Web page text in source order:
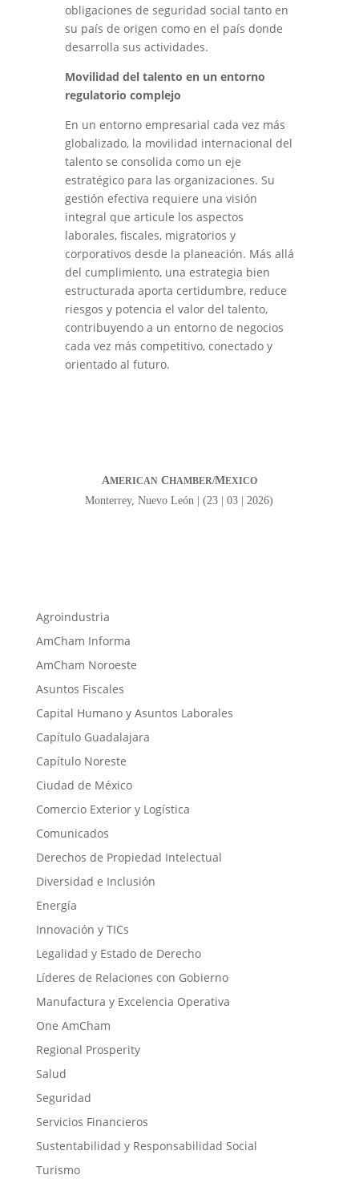
obligaciones de seguridad social tanto en
su país de origen como en el país donde
desarrolla sus actividades.
Movilidad del talento en un entorno
regulatorio complejo
En un entorno empresarial cada vez más
globalizado, la movilidad internacional del
talento se consolida como un eje
estratégico para las organizaciones. Su
gestión efectiva requiere una visión
integral que articule los aspectos
laborales, fiscales, migratorios y
corporativos desde la planeación. Más allá
del cumplimiento, una estrategia bien
estructurada aporta certidumbre, reduce
riesgos y potencia el valor del talento,
contribuyendo a un entorno de negocios
cada vez más competitivo, conectado y
orientado al futuro.
AMERICANCHAMBER/MEXICO
Monterrey, Nuevo León | (23 | 03 | 2026)
Agroindustria
AmCham Informa
AmCham Noroeste
Asuntos Fiscales
Capital Humano y Asuntos Laborales
Capítulo Guadalajara
Capítulo Noreste
Ciudad de México
Comercio Exterior y Logística
Comunicados
Derechos de Propiedad Intelectual
Diversidad e Inclusión
Energía
Innovación y TICs
Legalidad y Estado de Derecho
Líderes de Relaciones con Gobierno
Manufactura y Excelencia Operativa
One AmCham
Regional Prosperity
Salud
Seguridad
Servicios Financieros
Sustentabilidad y Responsabilidad Social
Turismo